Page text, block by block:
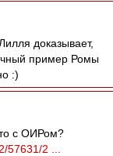
доказывает,
пример Ромы
:)
с ОИРом?
57631/2 ...